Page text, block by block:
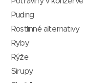
Puding
Rostlinné alternativy
Ryby
Rýže
Sirupy